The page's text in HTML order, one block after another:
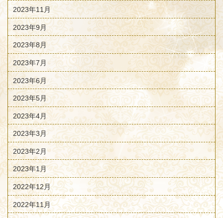
2023年11月
2023年9月
2023年8月
2023年7月
2023年6月
2023年5月
2023年4月
2023年3月
2023年2月
2023年1月
2022年12月
2022年11月